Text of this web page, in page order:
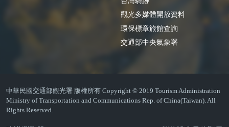
觀光多媒體開放資料
環保標章旅館查詢
交通部中央氣象署
中華民國交通部觀光署 版權所有 Copyright © 2019 Tourism Administration
Ministry of Transportation and Communications Rep. of China(Taiwan). All
Rights Reserved.